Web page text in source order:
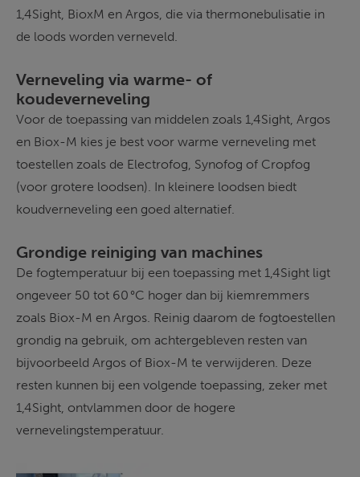
1,4Sight, BioxM en Argos, die via thermonebulisatie in
de loods worden verneveld.
Verneveling via warme- of
koudeverneveling
Voor de toepassing van middelen zoals 1,4Sight, Argos
en Biox-M kies je best voor warme verneveling met
toestellen zoals de Electrofog, Synofog of Cropfog
(voor grotere loodsen). In kleinere loodsen biedt
koudverneveling een goed alternatief.
Grondige reiniging van machines
De fogtemperatuur bij een toepassing met 1,4Sight ligt
ongeveer 50 tot 60 °C hoger dan bij kiemremmers
zoals Biox-M en Argos. Reinig daarom de fogtoestellen
grondig na gebruik, om achtergebleven resten van
bijvoorbeeld Argos of Biox-M te verwijderen. Deze
resten kunnen bij een volgende toepassing, zeker met
1,4Sight, ontvlammen door de hogere
vernevelingstemperatuur.